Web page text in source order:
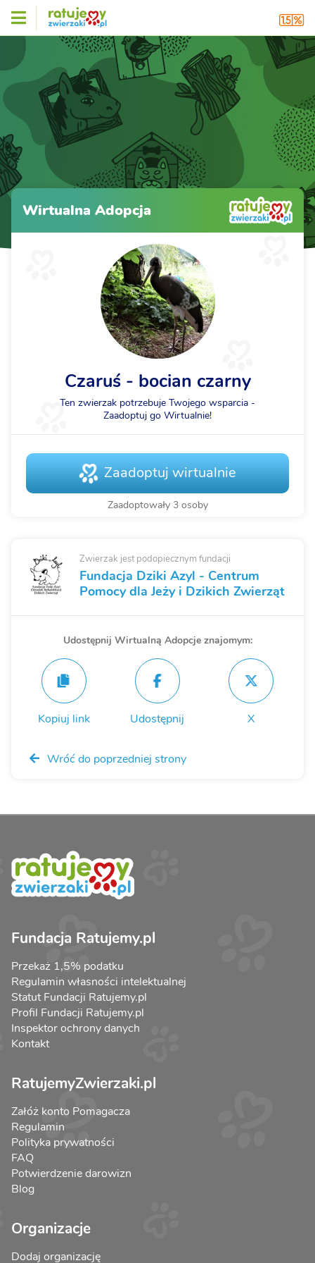
Wirtualna Adopcja
Czaruś - bocian czarny
Ten zwierzak potrzebuje Twojego wsparcia -
Zaadoptuj go Wirtualnie!
Zaadoptuj wirtualnie
Zaadoptowały 3 osoby
Zwierzak jest podopiecznym fundacji
Fundacja Dziki Azyl - Centrum
Pomocy dla Jeży i Dzikich Zwierząt
Udostępnij Wirtualną Adopcje znajomym:
Kopiuj link Udostępnij X
Wróć do poprzedniej strony
Fundacja Ratujemy.pl
Przekaż 1,5% podatku
Regulamin własności intelektualnej
Statut Fundacji Ratujemy.pl
Profil Fundacji Ratujemy.pl
Inspektor ochrony danych
Kontakt
RatujemyZwierzaki.pl
Załóż konto Pomagacza
Regulamin
Polityka prywatności
FAQ
Potwierdzenie darowizn
Blog
Organizacje
Dodaj organizację